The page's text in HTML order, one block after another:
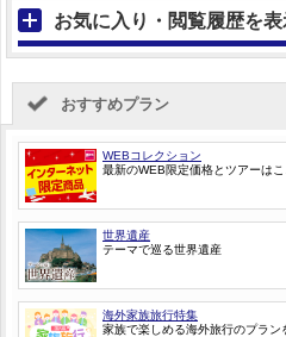
お気に入り・閲覧履歴を表
おすすめプラン
WEBコレクション
最新のWEB限定価格とツアーはこ
世界遺産
テーマで巡る世界遺産
海外家族旅行特集
家族で楽しめる海外旅行のプラン